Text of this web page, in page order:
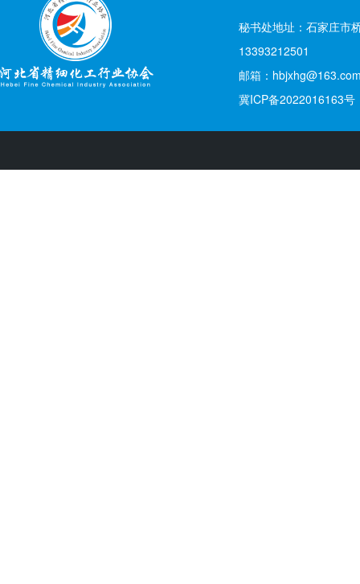
秘书处地址：石家庄市
13393212501
邮箱：
冀ICP备2022016163号